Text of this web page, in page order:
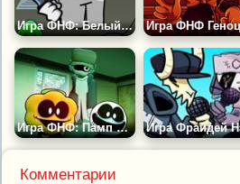
Игра ФНФ: Белый Импостер
Игра ФНФ: Памп и Скид Поют Песни Гарселло
Комментарии